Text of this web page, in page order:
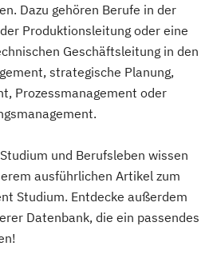
Executive MBA
und
Accounting & Financial
and Therapy
& Applications
Tax Management
Dazu gehören Berufe in der
Produktionsleitung oder eine
Geschäftsleitung in den
strategische Planung,
Prozessmanagement oder
und Berufsleben wissen
ausführlichen Artikel zum
Studium. Entdecke außerdem
Datenbank, die ein passendes